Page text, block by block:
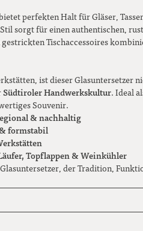
perfekten Halt für Gläser,
sorgt für einen authentischen,
Tischaccessoires
ist dieser Glasuntersetzer
Südtiroler Handwerkskultur. Ideal
Souvenir.
& nachhaltig
formstabil
Topflappen & Weinkühler
der Tradition,